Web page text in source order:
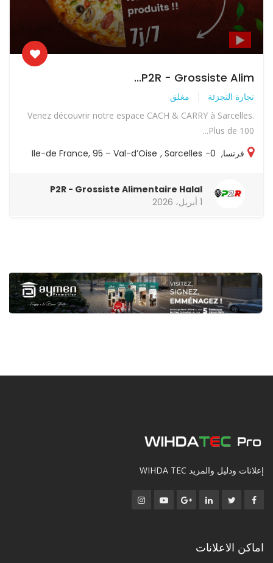
P2R - Grossiste Alim...
تجارة التجزئة مغلق
Venez découvrir notre espace CACH & CARRY à Sarcelles.
Plus de 100...
فرنسا,
0-Ile-de France
, 95 – Val-d’Oise , Sarcelles
P2R - Grossiste Alimentaire Halal
1 أبريل، 2026
إعلانات ودليل والمزيد WIHDA TEC
اماكن الاعلانات